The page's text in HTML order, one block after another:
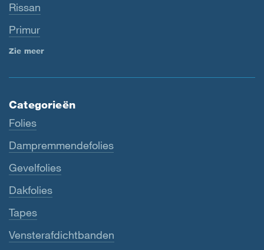
Rissan
Primur
Zie meer
Categorieën
Folies
Dampremmendefolies
Gevelfolies
Dakfolies
Tapes
Vensterafdichtbanden